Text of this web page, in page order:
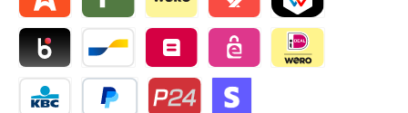
Alma by mollieRiverty by mollie
Wero Satispay by mollieTWINT by mollie
Blik by mollieBancontact by mollie
Belfius by mollieeps by mollie